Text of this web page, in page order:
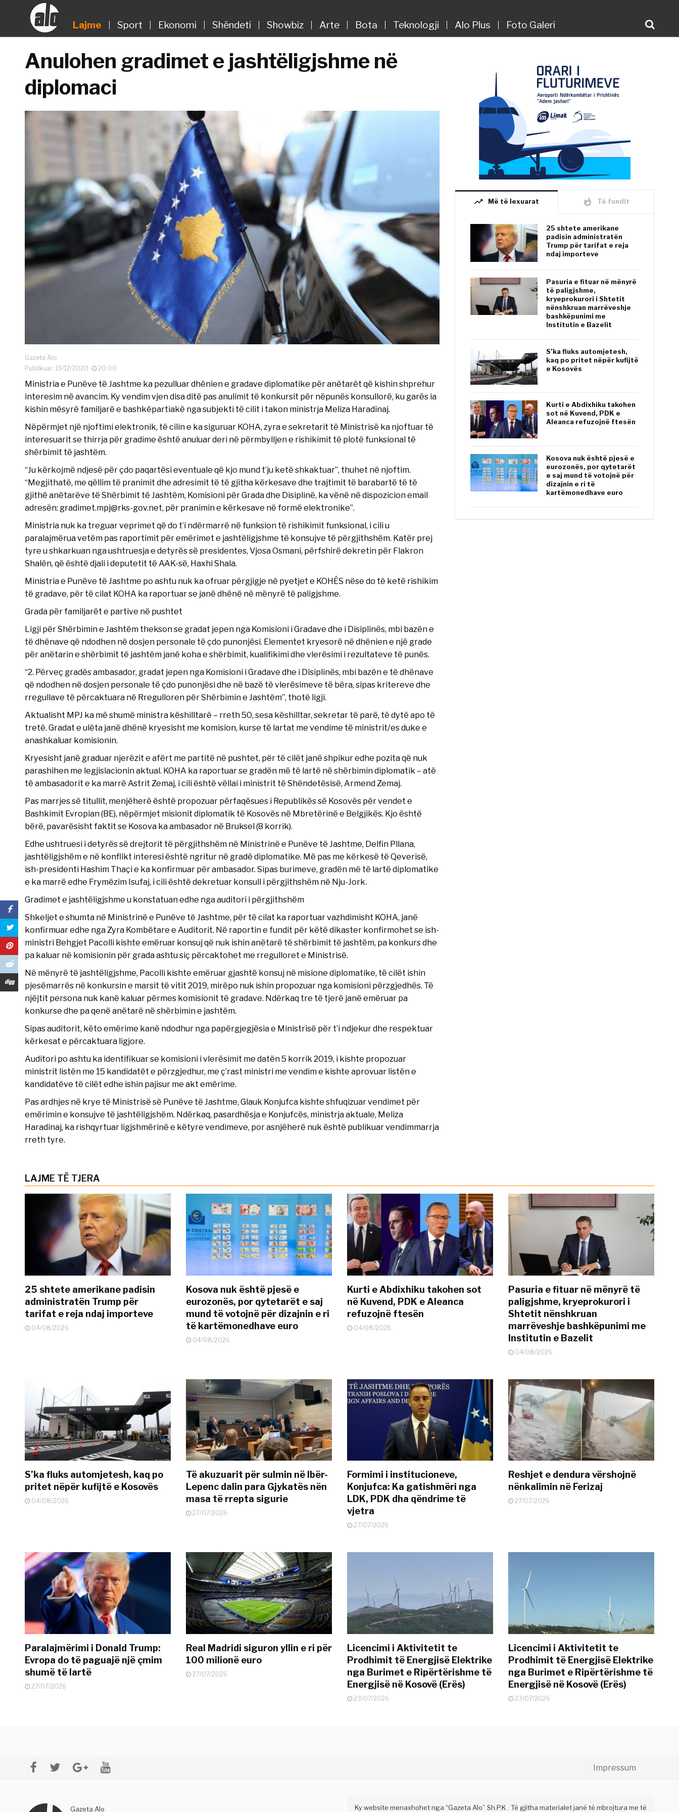
Lajme Sport Ekonomi Shëndeti Showbiz Arte Bota Teknologji Alo Plus Foto Galeri
Anulohen gradimet e jashtëligjshme në
diplomaci
Gazeta Alo
Publikuar: 19/12/2020
20:00
Ministria e Punëve të Jashtme ka pezulluar dhënien e gradave diplomatike për anëtarët që kishin shprehur
interesim në avancim. Ky vendim vjen disa ditë pas anulimit të konkursit për nëpunës konsullorë, ku garës ia
kishin mësyrë familjarë e bashkëpartiakë nga subjekti të cilit i takon ministrja Meliza Haradinaj.
Nëpërmjet një njoftimi elektronik, të cilin e ka siguruar KOHA, zyra e sekretarit të Ministrisë ka njoftuar të
interesuarit se thirrja për gradime është anuluar deri në përmbylljen e rishikimit të plotë funksional të
shërbimit të jashtëm.
“Ju kërkojmë ndjesë për çdo paqartësi eventuale që kjo mund t’ju ketë shkaktuar”, thuhet në njoftim.
“Megjithatë, me qëllim të pranimit dhe adresimit të të gjitha kërkesave dhe trajtimit të barabartë të të
gjithë anëtarëve të Shërbimit të Jashtëm, Komisioni për Grada dhe Disiplinë, ka vënë në dispozicion email
adresën: gradimet.mpj@rks-gov.net, për pranimin e kërkesave në formë elektronike”.
Ministria nuk ka treguar veprimet që do t’i ndërmarrë në funksion të rishikimit funksional, i cili u
paralajmërua vetëm pas raportimit për emërimet e jashtëligjshme të konsujve të përgjithshëm. Katër prej
tyre u shkarkuan nga ushtruesja e detyrës së presidentes, Vjosa Osmani, përfshirë dekretin për Flakron
Shalën, që është djali i deputetit të AAK-së, Haxhi Shala.
Ministria e Punëve të Jashtme po ashtu nuk ka ofruar përgjigje në pyetjet e KOHËS nëse do të ketë rishikim
të gradave, për të cilat KOHA ka raportuar se janë dhënë në mënyrë të paligjshme.
Grada për familjarët e partive në pushtet
Ligji për Shërbimin e Jashtëm thekson se gradat jepen nga Komisioni i Gradave dhe i Disiplinës, mbi bazën e
të dhënave që ndodhen në dosjen personale të çdo punonjësi. Elementet kryesorë në dhënien e një grade
për anëtarin e shërbimit të jashtëm janë koha e shërbimit, kualifikimi dhe vlerësimi i rezultateve të punës.
“2. Përveç gradës ambasador, gradat jepen nga Komisioni i Gradave dhe i Disiplinës, mbi bazën e të dhënave
që ndodhen në dosjen personale të çdo punonjësi dhe në bazë të vlerësimeve të bëra, sipas kritereve dhe
rregullave të përcaktuara në Rregulloren për Shërbimin e Jashtëm”, thotë ligji.
Aktualisht MPJ ka më shumë ministra këshilltarë – rreth 50, sesa këshilltar, sekretar të parë, të dytë apo të
tretë. Gradat e ulëta janë dhënë kryesisht me komision, kurse të lartat me vendime të ministrit/es duke e
anashkaluar komisionin.
Kryesisht janë graduar njerëzit e afërt me partitë në pushtet, për të cilët janë shpikur edhe pozita që nuk
parashihen me legjislacionin aktual. KOHA ka raportuar se gradën më të lartë në shërbimin diplomatik – atë
të ambasadorit e ka marrë Astrit Zemaj, i cili është vëllai i ministrit të Shëndetësisë, Armend Zemaj.
Pas marrjes së titullit, menjëherë është propozuar përfaqësues i Republikës së Kosovës për vendet e
Bashkimit Evropian (BE), nëpërmjet misionit diplomatik të Kosovës në Mbretërinë e Belgjikës. Kjo është
bërë, pavarësisht faktit se Kosova ka ambasador në Bruksel (8 korrik).
Edhe ushtruesi i detyrës së drejtorit të përgjithshëm në Ministrinë e Punëve të Jashtme, Delfin Pllana,
jashtëligjshëm e në konflikt interesi është ngritur në gradë diplomatike. Më pas me kërkesë të Qeverisë,
ish-presidenti Hashim Thaçi e ka konfirmuar për ambasador. Sipas burimeve, gradën më të lartë diplomatike
e ka marrë edhe Frymëzim Isufaj, i cili është dekretuar konsull i përgjithshëm në Nju-Jork.
Gradimet e jashtëligjshme u konstatuan edhe nga auditori i përgjithshëm
Shkeljet e shumta në Ministrinë e Punëve të Jashtme, për të cilat ka raportuar vazhdimisht KOHA, janë
konfirmuar edhe nga Zyra Kombëtare e Auditorit. Në raportin e fundit për këtë dikaster konfirmohet se ish-
ministri Behgjet Pacolli kishte emëruar konsuj që nuk ishin anëtarë të shërbimit të jashtëm, pa konkurs dhe
pa kaluar në komisionin për grada ashtu siç përcaktohet me rregulloret e Ministrisë.
Në mënyrë të jashtëligjshme, Pacolli kishte emëruar gjashtë konsuj në misione diplomatike, të cilët ishin
pjesëmarrës në konkursin e marsit të vitit 2019, mirëpo nuk ishin propozuar nga komisioni përzgjedhës. Të
njëjtit persona nuk kanë kaluar përmes komisionit të gradave. Ndërkaq tre të tjerë janë emëruar pa
konkurse dhe pa qenë anëtarë në shërbimin e jashtëm.
Sipas auditorit, këto emërime kanë ndodhur nga papërgjegjësia e Ministrisë për t’i ndjekur dhe respektuar
kërkesat e përcaktuara ligjore.
Auditori po ashtu ka identifikuar se komisioni i vlerësimit me datën 5 korrik 2019, i kishte propozuar
ministrit listën me 15 kandidatët e përzgjedhur, me ç’rast ministri me vendim e kishte aprovuar listën e
kandidatëve të cilët edhe ishin pajisur me akt emërime.
Pas ardhjes në krye të Ministrisë së Punëve të Jashtme, Glauk Konjufca kishte shfuqizuar vendimet për
emërimin e konsujve të jashtëligjshëm. Ndërkaq, pasardhësja e Konjufcës, ministrja aktuale, Meliza
Haradinaj, ka rishqyrtuar ligjshmërinë e këtyre vendimeve, por asnjëherë nuk është publikuar vendimmarrja
rreth tyre.
trending_up Më të lexuarat whatshot Të fundit
25 shtete amerikane
padisin administratën
Trump për tarifat e reja
ndaj importeve
Pasuria e fituar në mënyrë
të paligjshme,
kryeprokurori i Shtetit
nënshkruan marrëveshje
bashkëpunimi me
Institutin e Bazelit
S’ka fluks automjetesh,
kaq po pritet nëpër kufijtë
e Kosovës
Kurti e Abdixhiku takohen
sot në Kuvend, PDK e
Aleanca refuzojnë ftesën
Kosova nuk është pjesë e
eurozonës, por qytetarët
e saj mund të votojnë për
dizajnin e ri të
kartëmonedhave euro
LAJME TË TJERA
25 shtete amerikane padisin
administratën Trump për
tarifat e reja ndaj importeve
04/08/2026
Kosova nuk është pjesë e
eurozonës, por qytetarët e saj
mund të votojnë për dizajnin e ri
të kartëmonedhave euro
04/08/2026
Kurti e Abdixhiku takohen sot
në Kuvend, PDK e Aleanca
refuzojnë ftesën
04/08/2026
Pasuria e fituar në mënyrë të
paligjshme, kryeprokurori i
Shtetit nënshkruan
marrëveshje bashkëpunimi me
Institutin e Bazelit
04/08/2026
S’ka fluks automjetesh, kaq po
pritet nëpër kufijtë e Kosovës
04/08/2026
Të akuzuarit për sulmin në Ibër-
Lepenc dalin para Gjykatës nën
masa të rrepta sigurie
27/07/2026
Formimi i institucioneve,
Konjufca: Ka gatishmëri nga
LDK, PDK dha qëndrime të
vjetra
27/07/2026
Reshjet e dendura vërshojnë
nënkalimin në Ferizaj
27/07/2026
Paralajmërimi i Donald Trump:
Evropa do të paguajë një çmim
shumë të lartë
27/07/2026
Real Madridi siguron yllin e ri për
100 milionë euro
27/07/2026
Licencimi i Aktivitetit te
Prodhimit të Energjisë Elektrike
nga Burimet e Ripërtërishme të
Energjisë në Kosovë (Erës)
23/07/2026
Licencimi i Aktivitetit te
Prodhimit të Energjisë Elektrike
nga Burimet e Ripërtërishme të
Energjisë në Kosovë (Erës)
23/07/2026
Impressum
Gazeta Alo
Ky website menaxhohet nga “Gazeta Alo” Sh.P.K . Të gjitha materialet janë të mbrojtura me të